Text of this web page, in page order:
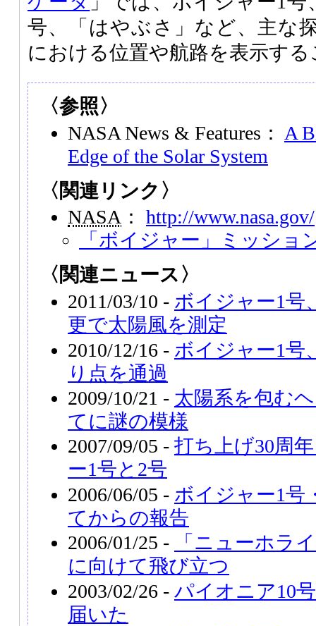
号、「はやぶさ」など、主な
における位置や航路を表示す
〈参照〉
NASA News & Features： A
Edge of the Solar System
〈関連リンク〉
NASA ： http://www.nasa.gov/
「ボイジャー」ミッショ
〈関連ニュース〉
2011/03/10 - ボイジャー1号
更で太陽風を測定
2010/12/16 - ボイジャー1号
り点を通過
2009/10/21 - 太陽系を包む
てに謎の模様
2007/09/05 - 打ち上げ30周
ー1号と2号
2006/06/05 - ボイジャー1号
てからの報告
2006/01/25 -
「ニューホラ
に向けて飛び立つ
2003/02/26 - パイオニア10
届いた